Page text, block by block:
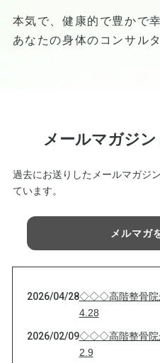
本気で、健康的で豊かで
あなたの身体のコンサル
メールマガジ
過去にお送りしたメールマガジ
ています。
メルマガ
2026/04/28◇◇◇高階整骨院
4.28
2026/02/09◇◇◇高階整骨院
2.9